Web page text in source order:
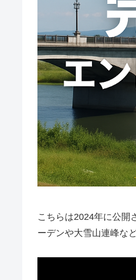
こちらは2024年に公開
ーデンや大雪山連峰な